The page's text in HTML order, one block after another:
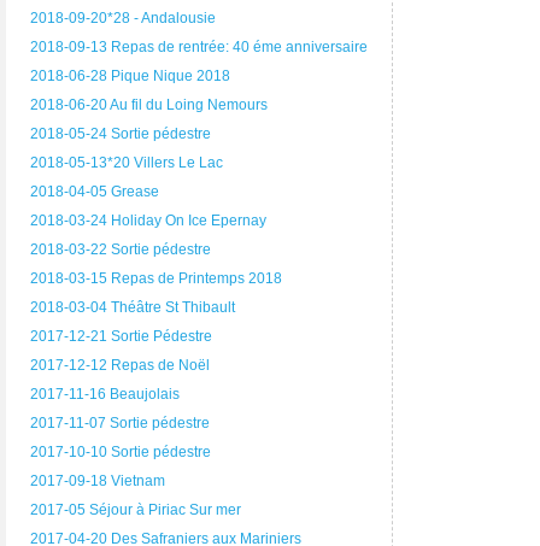
2018-09-20*28 - Andalousie
2018-09-13 Repas de rentrée: 40 éme anniversaire
2018-06-28 Pique Nique 2018
2018-06-20 Au fil du Loing Nemours
2018-05-24 Sortie pédestre
2018-05-13*20 Villers Le Lac
2018-04-05 Grease
2018-03-24 Holiday On Ice Epernay
2018-03-22 Sortie pédestre
2018-03-15 Repas de Printemps 2018
2018-03-04 Théâtre St Thibault
2017-12-21 Sortie Pédestre
2017-12-12 Repas de Noël
2017-11-16 Beaujolais
2017-11-07 Sortie pédestre
2017-10-10 Sortie pédestre
2017-09-18 Vietnam
2017-05 Séjour à Piriac Sur mer
2017-04-20 Des Safraniers aux Mariniers